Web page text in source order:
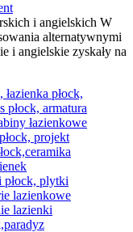
i angielskich W
alternatywnymi
i angielskie zyskały na